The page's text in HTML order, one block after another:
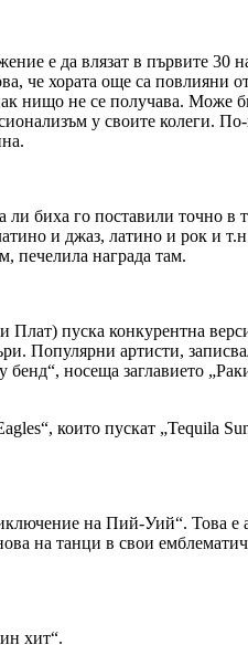
е да влязат в първите 30
че хората още са повлияни
нищо не се получава. Може
у своите колеги.
биха го поставили точно в
и джаз, латино и рок и
печелила награда там.
пуска конкурентна
Популярни артисти,
носеща заглавието
които пускат „Tequila
на Пий-Уий“. Това е
на танци в свои
хит“.